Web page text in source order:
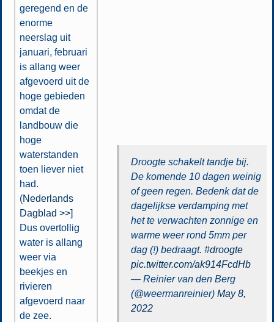
geregend en de
enorme
neerslag uit
januari, februari
is allang weer
afgevoerd uit de
hoge gebieden
omdat de
landbouw die
hoge
waterstanden
toen liever niet
had.
(Nederlands
Dagblad >>]
Dus overtollig
water is allang
weer via
beekjes en
rivieren
afgevoerd naar
de zee.
Droogte schakelt tandje bij.
De komende 10 dagen weinig
of geen regen. Bedenk dat de
dagelijkse verdamping met
het te verwachten zonnige en
warme weer rond 5mm per
dag (!) bedraagt. #droogte
pic.twitter.com/ak914FcdHb
— Reinier van den Berg
(@weermanreinier) May 8,
2022